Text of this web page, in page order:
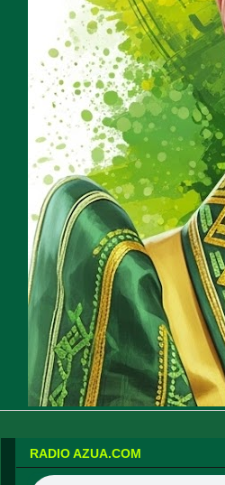
RADIO AZUA.COM